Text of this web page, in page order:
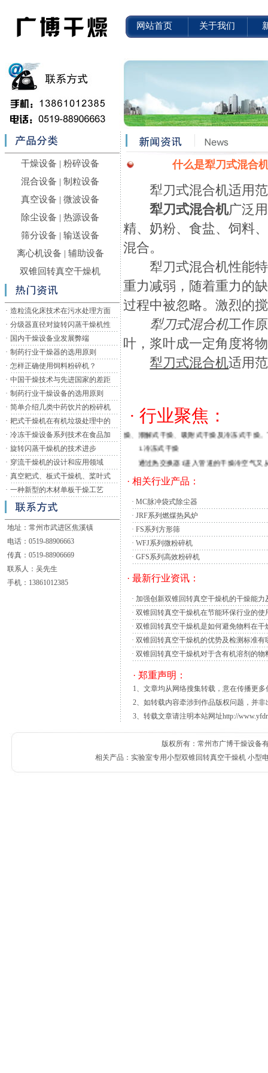
网站首页 关于我们
干燥设备 |粉碎设备
混合设备 |制粒设备
真空设备 |微波设备
除尘设备 |热源设备
筛分设备 |输送设备
离心机设备 | 辅助设备
双锥回转真空干燥机
· 造粒流化床技术在污水处理方面
· 分级器直径对旋转闪蒸干燥机性
· 国内干燥设备业发展弊端
· 制药行业干燥器的选用原则
· 怎样正确使用饲料粉碎机？
· 中国干燥技术与先进国家的差距
· 制药行业干燥设备的选用原则
· 简单介绍几类中药饮片的粉碎机
· 耙式干燥机在有机垃圾处理中的
· 冷冻干燥设备系列技术在食品加
· 旋转闪蒸干燥机的技术进步
· 穿流干燥机的设计和应用领域
· 真空耙式、板式干燥机、桨叶式
· 一种新型的木材单板干燥工艺
地址：常州市武进区焦溪镇
电话：0519-88906663
传真：0519-88906669
联系人：吴先生
手机：13861012385
什么是犁刀式混合
犁刀式混合机适用
犁刀式混合机广泛
精、奶粉、食盐、饲料
混合。
犁刀式混合机性能
重力减弱，随着重力的
过程中被忽略。激烈的
犁刀式混合机工作
叶，浆叶成一定角度将
犁刀式混合机适用
· 行业聚焦：
我们在工业上面要进行空气的压缩与传送，
燥、潮解式干燥、吸附式干燥及冷冻式干燥
1.冷冻式干燥
通过热交换器1进入管道的干燥冷空气又
热交换器2中有一个致冷回路，在这个回
尽管在一般应用中压缩冷冻
长。而且还很好的保存了包装中的食品的原
暴露了出来。 在常温下采用真空包装保质
在医药工业,食品工业,科研和其他部门得到
于冻干后产品重量减轻运输费用减少了,能
的储量的日益枯竭。原有的燃油、燃煤等高
设备，而且安全、环保、节能干燥设备，显
热泵干燥设备在这种环境下应运而生。
申请截止： 2009-3-29
展会对象： 商家
展会区域： 国内展会
具体地址： 北京展览馆
展出行业：
参展范围： 粉体机械设备： 包括破碎，
送，散料装卸及仓储机械设备；气源，传动
表面积及孔径分析仪，白度计，微纳米颗粒
由干燥仓、捕水仓、预冷槽、加热系统、真
130℃,工作真空13.3～ 133Pa,干燥时间 ≤ 18
· 相关行业产品：
·MC脉冲袋式除尘器
·JRF系列燃煤热风炉
·FS系列方形筛
·WFJ系列微粉碎机
·GFS系列高效粉碎机
· 最新行业资讯：
· 加强创新双锥回转真空干燥机的干燥能力
·双锥回转真空干燥机在节能环保行业的使
·双锥回转真空干燥机是如何避免物料在干
·双锥回转真空干燥机的优势及检测标准有
·双锥回转真空干燥机对于含有机溶剂的物
· 郑重声明：
1、文章均从网络搜集转载，意在传播更
2、如转载内容牵涉到作品版权问题，并
3、转载文章请注明本站网址http://
版权所有：常州市广博干燥设备
相关产品：实验室专用小型双锥回转真空干燥机 小型